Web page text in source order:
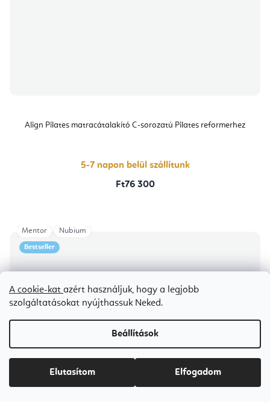
A cookie-kat azért használjuk, hogy a legjobb
szolgáltatásokat nyújthassuk Neked.
Beállítások
Elutasítom Elfogadom
Align Pilates matracátalakító C-sorozatú Pilates reformerhez
5-7 napon belül szállítunk
Ft76 300
Bestseller
Mentor Nubium